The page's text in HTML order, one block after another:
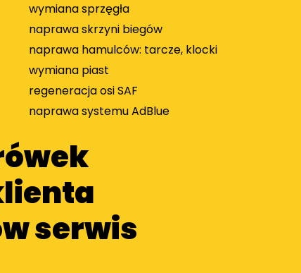
wymiana sprzęgła
naprawa skrzyni biegów
naprawa hamulców: tarcze, klocki
wymiana piast
regeneracja osi SAF
naprawa systemu AdBlue
serwis